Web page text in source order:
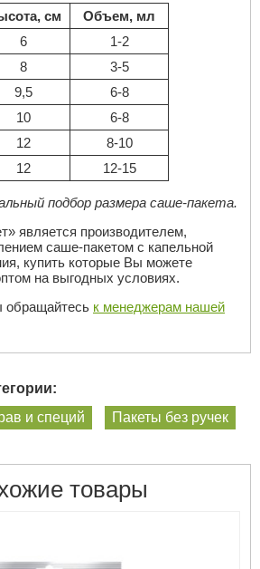
см
Объем, мл
6
1-2
8
3-5
9,5
6-8
10
6-8
12
8-10
12 12-15
подбор размера саше-пакета.
является производителем,
саше-пакетом с капельной
купить которые Вы можете
на выгодных условиях.
обращайтесь к менеджерам нашей
и специй
Пакеты без ручек
товары